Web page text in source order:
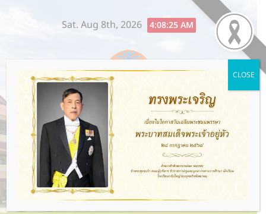
Sat. Aug 8th, 2026 4:08:26 AM
โรงเรียนกรับใหญ่ว่องกุศลกิจ
พิทยาคม
พ่อแม่ให้ชีวิต ว่องกุศลกิจให้อนาคต
CLOSE